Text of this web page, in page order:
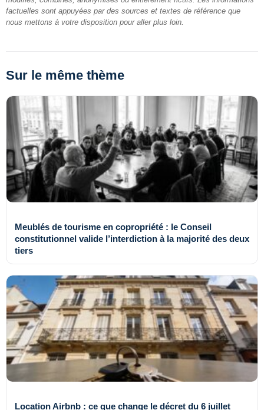
factuelles sont appuyées par des sources et textes de référence que
nous mettons à votre disposition pour aller plus loin.
Sur le même thème
Meublés de tourisme en copropriété : le Conseil
constitutionnel valide l’interdiction à la majorité des deux
tiers
Location Airbnb : ce que change le décret du 6 juillet